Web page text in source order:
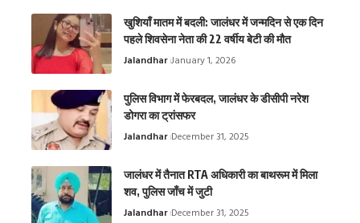
खुशियाँ मातम में बदली: जालंधर में जन्मदिन से एक दिन
पहले शिवसेना नेता की 22 वर्षीय बेटी की मौत
Jalandhar January 1, 2026
पुलिस विभाग में फेरबदल, जालंधर के डीसीपी नरेश
डोगरा का ट्रांसफर
Jalandhar December 31, 2025
जालंधर में तैनात RTA अधिकारी का बाथरूम में मिला
शव, पुलिस जाँच में जुटी
Jalandhar December 31, 2025